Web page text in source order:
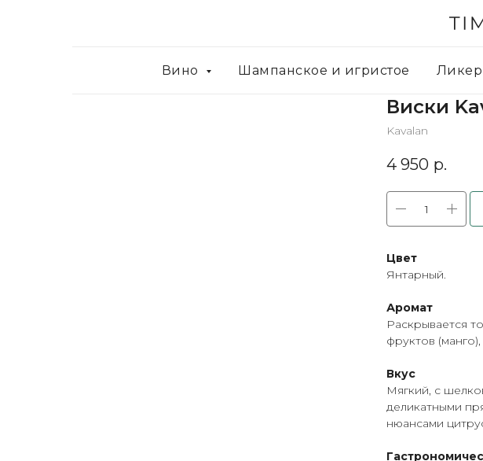
Вино Шампанское и игристое Ликер
Виски
Kavalan
4 950 р.
Цвет
Янтарный.
Аромат
Раскрывается
фруктов
Вкус
Мягкий, с
деликатными
нюансами